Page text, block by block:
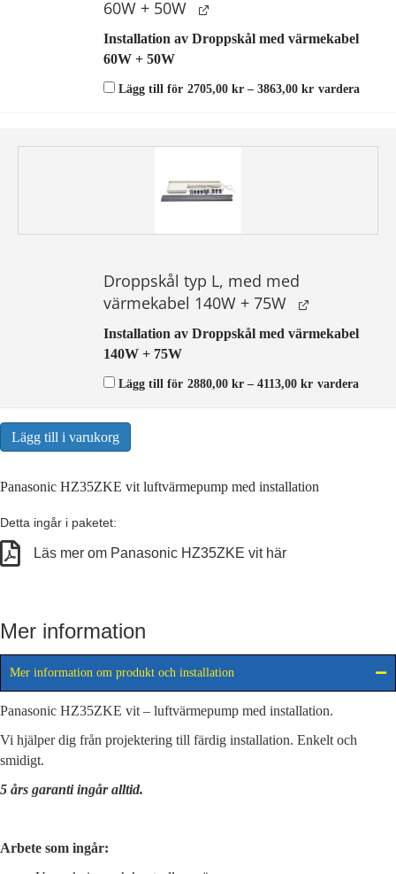
60W + 50W
Installation av Droppskål med värmekabel
60W + 50W
Lägg till för 2705,00 kr – 3863,00 kr Prisintervall:
2705,00 kr
vardera
Droppskål typ L, med med
värmekabel 140W + 75W
Installation av Droppskål med värmekabel
140W + 75W
Lägg till för 2880,00 kr – 4113,00 kr Prisintervall:
2880,00 kr
vardera
Lägg till i varukorg
Panasonic HZ35ZKE vit luftvärmepump med installation
Detta ingår i paketet:
Läs mer om Panasonic HZ35ZKE vit här
Mer information
Mer information om produkt och installation
Panasonic HZ35ZKE vit – luftvärmepump med installation.
Vi hjälper dig från projektering till färdig installation. Enkelt och
smidigt.
5 års garanti ingår alltid.
Arbete som ingår: